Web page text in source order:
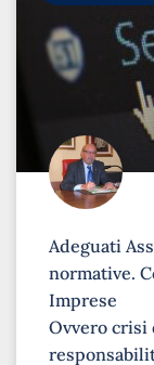
Adeguati
normative.
Imprese
Ovvero crisi